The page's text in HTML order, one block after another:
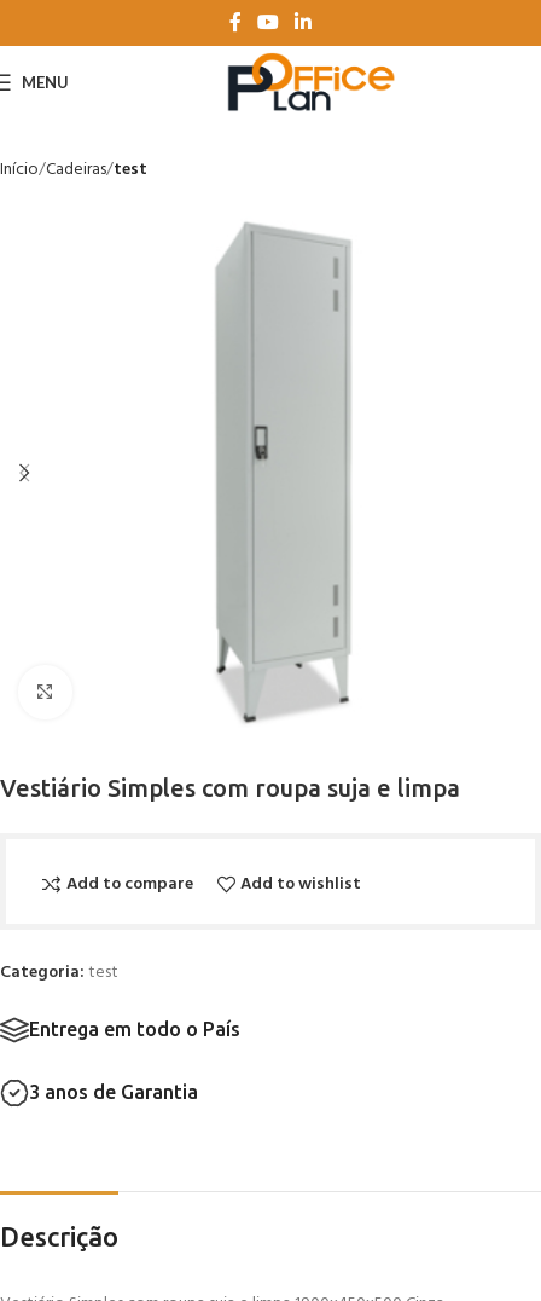
MENU
Início Cadeiras test
Vestiário Simples com roupa suja e limpa
Add to compare Add to wishlist
Categoria:test
Entrega em todo o País
3 anos de Garantia
Descrição